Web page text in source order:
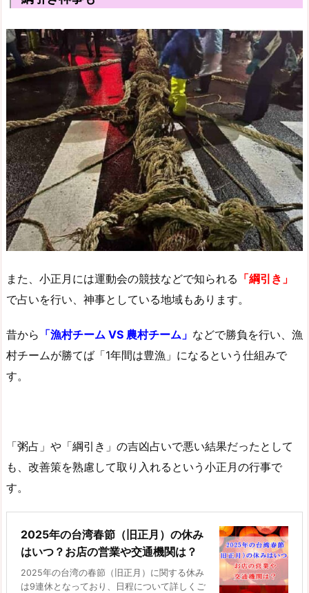
また、小正月には運動会の競技などで知られる 「綱引き」
で占いを行い、神事としている地域もあります。
昔から 「漁村チーム VS 農村チーム」 などで勝負を行い、漁
村チームが勝てば「1年間は豊漁」になるという仕組みで
す。
「粥占」や「綱引き」の吉凶占いで悪い結果だったとして
も、改善策を熟慮して取り入れるという小正月の行事で
す。
2025年の台湾春節（旧正月）の休み
はいつ？お店の営業や交通機関は？
2025年の台湾の春節（旧正月）に関する休み
は9連休となっており、日程について詳しくご